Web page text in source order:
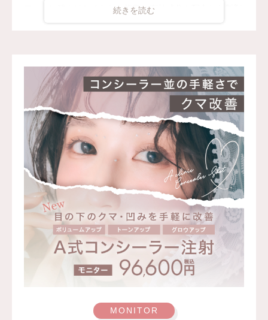
アルロン酸をはじめとした複数の有効成分を配合した製剤
リスク、副作用：注入後、腫れ、内出血、むくみ、痛み、
赤み、熱感、違和感、左右差などが生じることがありま
す。内出血が出た場合は、1〜2週間程度で自然に落ち着い
ていきます。稀にしこりや硬さが生じる場合があります
が、多くは時間の経過とともに軽快します。ごく稀に感
染、アレルギー反応、血流障害などの合併症が起こる可能
性があります。
費用：168,000円(税込)
オプション：表面麻酔 3,300円(税込)／笑気麻酔 3,300円
(税込)